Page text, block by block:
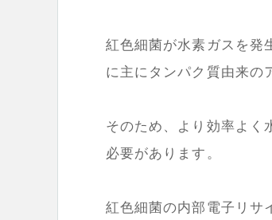
紅色細菌が水素ガスを発
に主にタンパク質由来の
そのため、より効率よく
必要があります。
紅色細菌の内部電子リサ